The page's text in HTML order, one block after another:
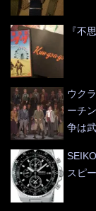
『不
ウク
ーチ
争は
スピ